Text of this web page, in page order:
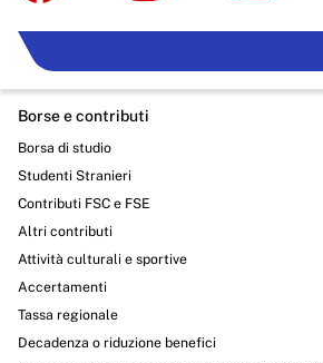
Borse e contributi
Borsa di studio
Studenti Stranieri
Contributi FSC e FSE
Altri contributi
Attività culturali e sportive
Accertamenti
Tassa regionale
Decadenza o riduzione benefici